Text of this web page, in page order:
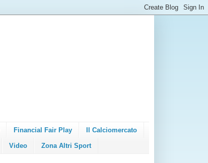
Financial Fair Play Il Calciomercato
Video Zona Altri Sport